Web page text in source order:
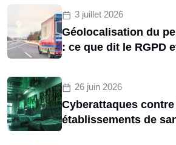
3 juillet 2026
Géolocalisation du
: ce que dit le RGPD
26 juin 2026
Cyberattaques
établissements de